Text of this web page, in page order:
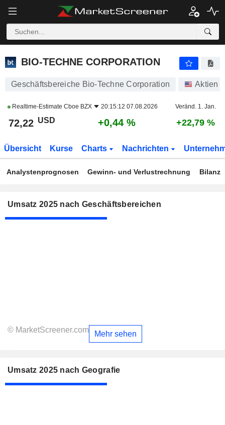
BIO-TECHNE CORPORATION
BIO-TECHNE CORPORATION
Geschäftsbereiche Bio-Techne Corporation Aktien
Realtime-Estimate Cboe BZX 20:15:12 07.08.2026 Veränd. 1. Jan.
72,22 USD +0,44 % +22,79 %
Übersicht Kurse Charts Nachrichten
Analystenprognosen Gewinn- und Verlustrechnung Bilanz
Umsatz 2025 nach Geschäftsbereichen
© MarketScreener.com Mehr sehen
Umsatz 2025 nach Geografie